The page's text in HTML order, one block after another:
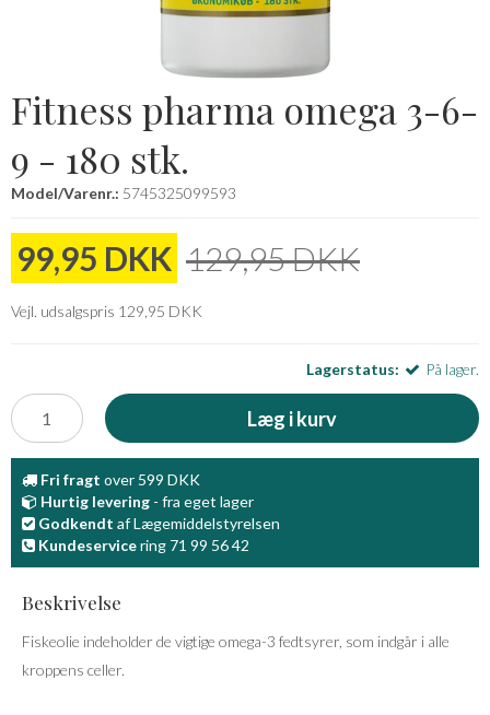
Fitness pharma omega 3-6-
9 - 180 stk.
Model/Varenr.: 5745325099593
99,95 DKK 129,95 DKK
Vejl. udsalgspris 129,95 DKK
Lagerstatus: På lager.
Læg i kurv
Fri fragt over 599 DKK
Hurtig levering - fra eget lager
Godkendt af Lægemiddelstyrelsen
Kundeservicering 71 99 56 42
Beskrivelse
Fiskeolie indeholder de vigtige omega-3 fedtsyrer, som indgår i alle
kroppens celler.